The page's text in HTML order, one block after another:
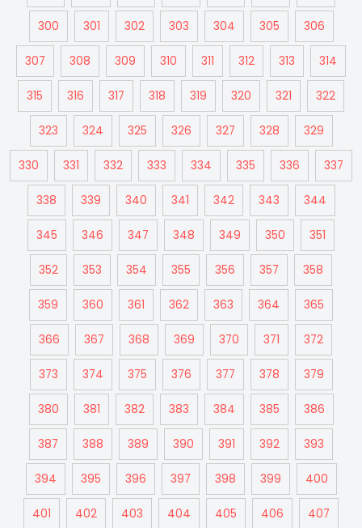
300 301 302 303 304 305 306
307 308 309 310 311 312 313 314
315 316 317 318 319 320 321 322
323 324 325 326 327 328 329
330 331 332 333 334 335 336 337
338 339 340 341 342 343 344
345 346 347 348 349 350 351
352 353 354 355 356 357 358
359 360 361 362 363 364 365
366 367 368 369 370 371 372
373 374 375 376 377 378 379
380 381 382 383 384 385 386
387 388 389 390 391 392 393
394 395 396 397 398 399 400
401 402 403 404 405 406 407